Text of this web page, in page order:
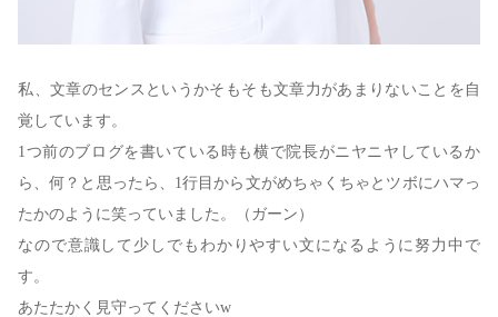
⁡私、文章のセンスというかそもそも文章力があまりないことを自
覚しています。
1つ前のブログを書いている時も横で院長がニヤニヤしているか
ら、何？と思ったら、1行目から文がめちゃくちゃとツボにハマっ
たかのように笑っていました。（ガーン）
なので意識して少しでもわかりやすい文になるように努力中で
す。
あたたかく見守ってくださいw